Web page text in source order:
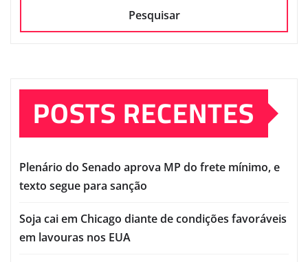
Pesquisar
POSTS RECENTES
Plenário do Senado aprova MP do frete mínimo, e
texto segue para sanção
Soja cai em Chicago diante de condições favoráveis
em lavouras nos EUA